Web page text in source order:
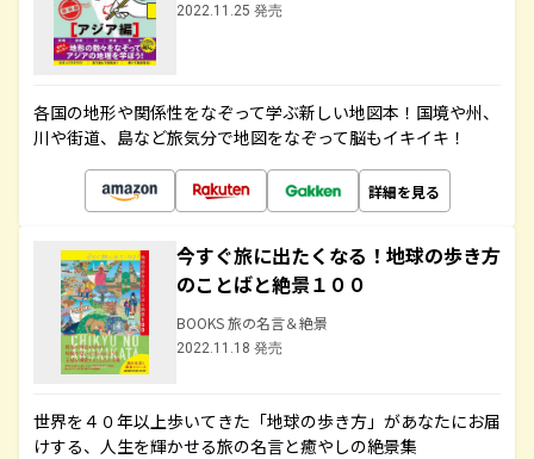
2022.11.25 発売
各国の地形や関係性をなぞって学ぶ新しい地図本！国境や州、
川や街道、島など旅気分で地図をなぞって脳もイキイキ！
詳細を見る
今すぐ旅に出たくなる！地球の歩き方
のことばと絶景１００
BOOKS 旅の名言＆絶景
2022.11.18 発売
世界を４０年以上歩いてきた「地球の歩き方」があなたにお届
けする、人生を輝かせる旅の名言と癒やしの絶景集